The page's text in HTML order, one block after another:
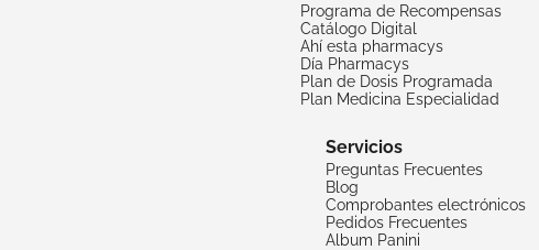
Programa de Recompensas
Catálogo Digital
Ahí esta pharmacys
Día Pharmacys
Plan de Dosis Programada
Plan Medicina Especialidad
Servicios
Preguntas Frecuentes
Blog
Comprobantes electrónicos
Pedidos Frecuentes
Album Panini